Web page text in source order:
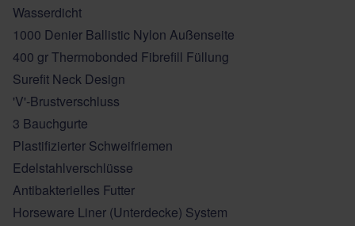
Wasserdicht
1000 Denier Ballistic Nylon Außenseite
400 gr Thermobonded Fibrefill Füllung
Surefit Neck Design
'V'-Brustverschluss
3 Bauchgurte
Plastifizierter Schweifriemen
Edelstahlverschlüsse
Antibakterielles Futter
Horseware Liner (Unterdecke) System